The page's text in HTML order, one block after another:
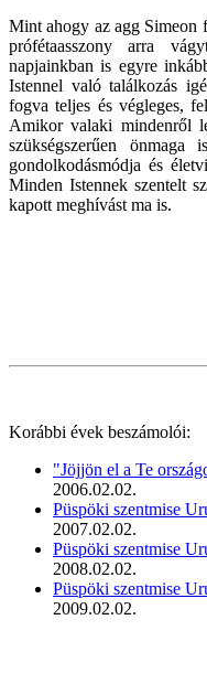
Mint ahogy az agg Simeon
prófétaasszony arra
napjainkban is egyre
Istennel való találkozás
fogva teljes és végleges,
Amikor valaki mindenről
szükségszerűen
gondolkodásmódja és
Minden Istennek szentelt
kapott meghívást ma is.
Korábbi évek beszámolói:
"Jöjjön el a Te
2006.02.02.
Püspöki szentmise
2007.02.02.
Püspöki szentmise
2008.02.02.
Püspöki szentmise
2009.02.02.